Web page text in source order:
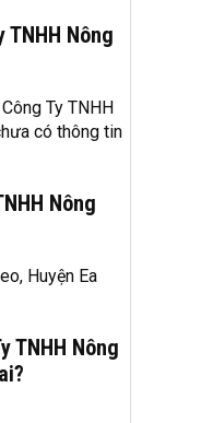
TNHH Nông
Ty TNHH
có thông tin
Nông
Huyện Ea
TNHH Nông